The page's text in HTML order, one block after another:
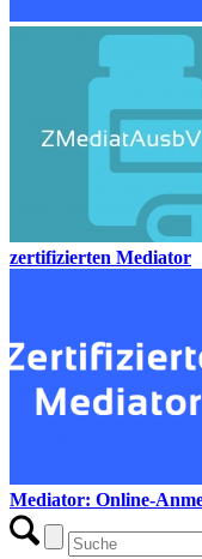
zertifizierten Mediator
Mediator: Online-